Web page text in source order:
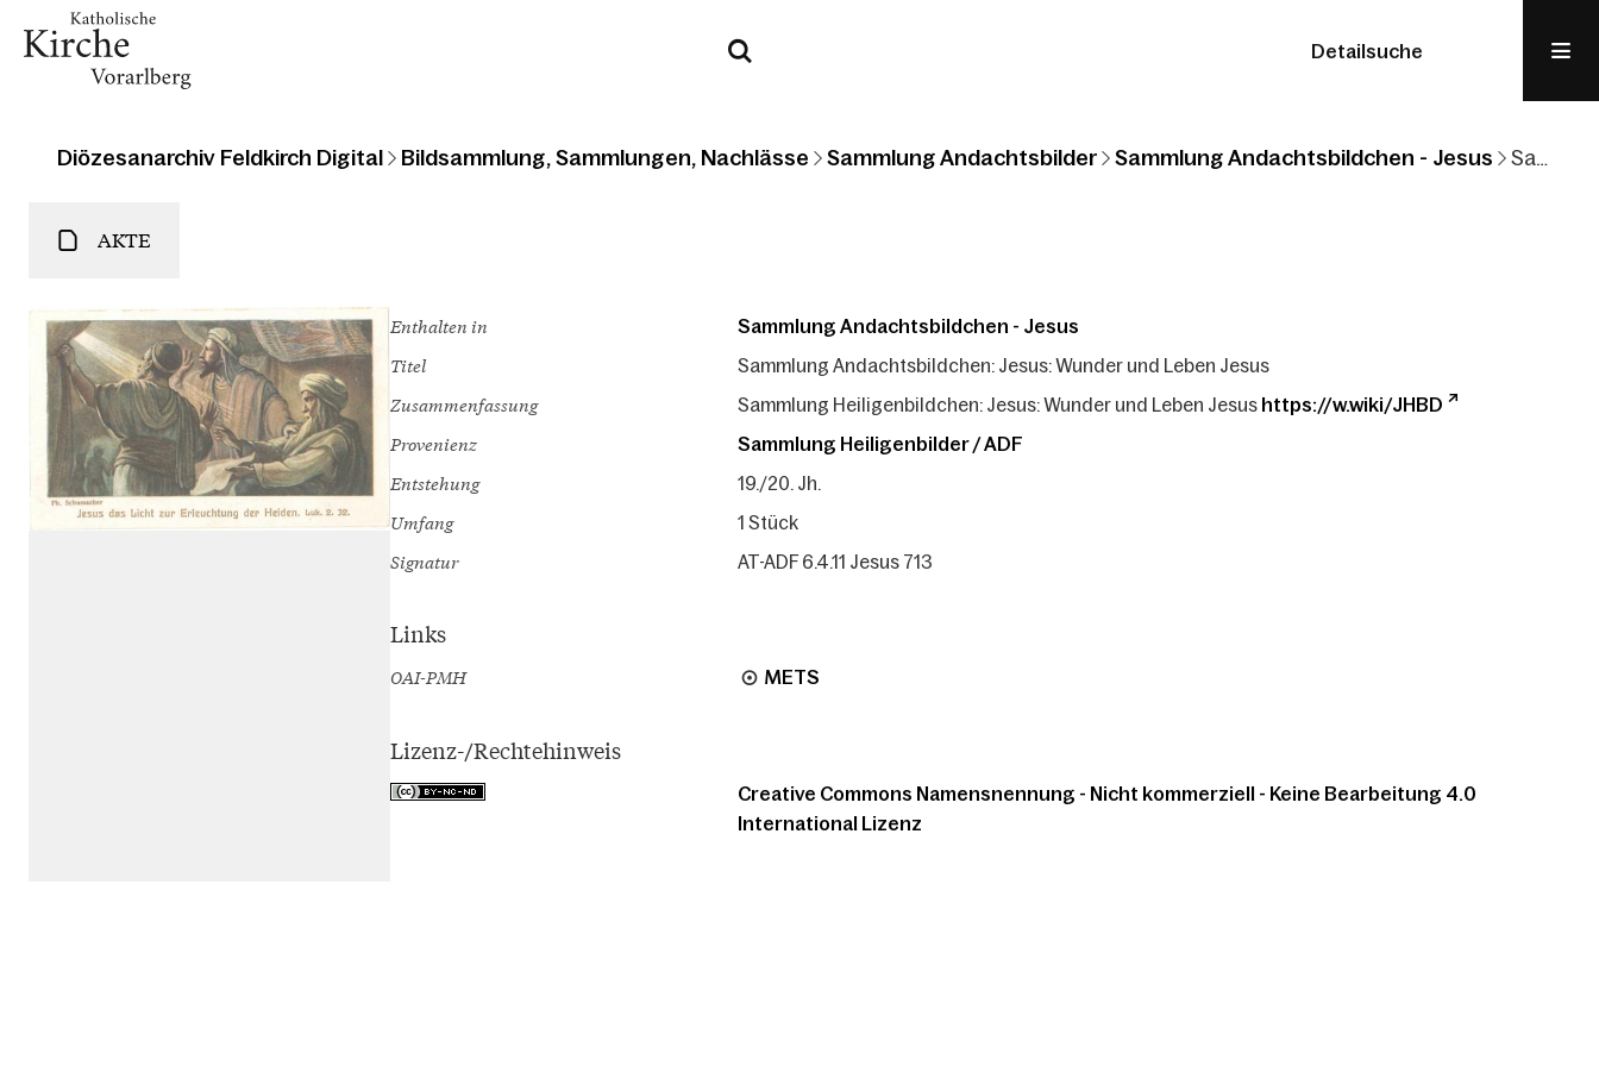
Detailsuche
Diözesanarchiv Feldkirch Digital Bildsammlung, Sammlungen, Nachlässe Sammlung Andachtsbilder Sammlung Andachtsbildchen - Jesus Sammlung Andachtsbildchen: Jesus: Wunder und Leben Jesus
AKTE
Enthalten in Sammlung Andachtsbildchen - Jesus
Titel Sammlung Andachtsbildchen: Jesus: Wunder und Leben Jesus
Zusammenfassung Sammlung Heiligenbildchen: Jesus: Wunder und Leben Jesus https://w.wiki/JHBD
Provenienz Sammlung Heiligenbilder / ADF
Entstehung 19./20. Jh.
Umfang 1 Stück
Signatur AT-ADF 6.4.11 Jesus 713
Links
OAI-PMH METS
Lizenz-/Rechtehinweis
Creative Commons Namensnennung - Nicht kommerziell - Keine Bearbeitung 4.0
International Lizenz